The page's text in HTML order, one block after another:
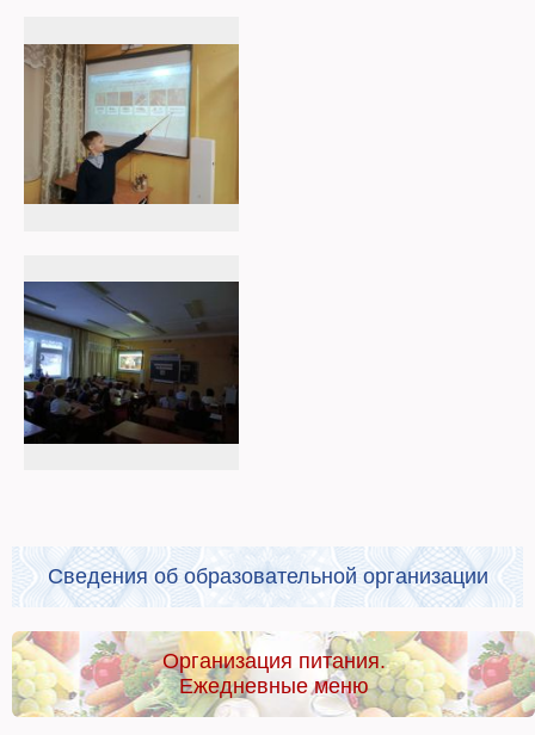
Сведения об образовательной организации
Организация питания.
Ежедневные меню